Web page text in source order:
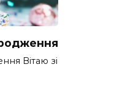
Вітаю зі